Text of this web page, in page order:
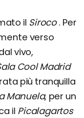
il Siroco. Per
verso
vivo,
Cool Madrid
più tranquilla
Manuela, per un
il Picalagartos